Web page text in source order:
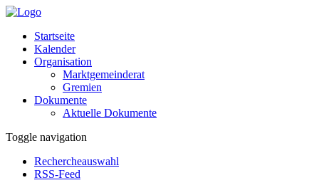
Startseite
Kalender
Organisation
Marktgemeinderat
Gremien
Dokumente
Aktuelle Dokumente
Toggle navigation
Rechercheauswahl
RSS-Feed